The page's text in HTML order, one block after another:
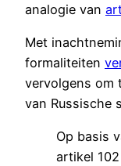
analogie van
Met
formaliteiten
vervolgens om
van Russische
Op basis
artikel